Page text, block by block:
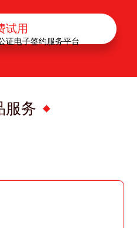
试用
服务
证电子签约服务平台